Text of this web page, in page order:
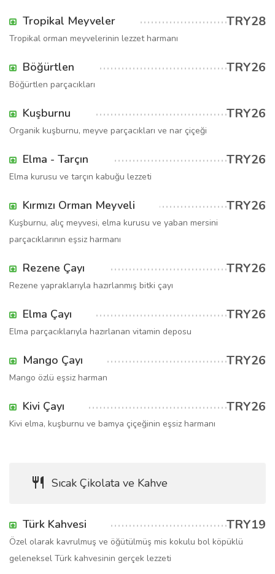
Tropikal Meyveler TRY28
Tropikal orman meyvelerinin lezzet harmanı
Böğürtlen TRY26
Böğürtlen parçacıkları
Kuşburnu TRY26
Organik kuşburnu, meyve parçacıkları ve nar çiçeği
Elma - Tarçın TRY26
Elma kurusu ve tarçın kabuğu lezzeti
Kırmızı Orman Meyveli TRY26
Kuşburnu, alıç meyvesi, elma kurusu ve yaban mersini
parçacıklarının eşsiz harmanı
Rezene Çayı TRY26
Rezene yapraklarıyla hazırlanmış bitki çayı
Elma Çayı TRY26
Elma parçacıklarıyla hazırlanan vitamin deposu
Mango Çayı TRY26
Mango özlü eşsiz harman
Kivi Çayı TRY26
Kivi elma, kuşburnu ve bamya çiçeğinin eşsiz harmanı
Sıcak Çikolata ve Kahve
Türk Kahvesi TRY19
Özel olarak kavrulmuş ve öğütülmüş mis kokulu bol köpüklü
geleneksel Türk kahvesinin gerçek lezzeti